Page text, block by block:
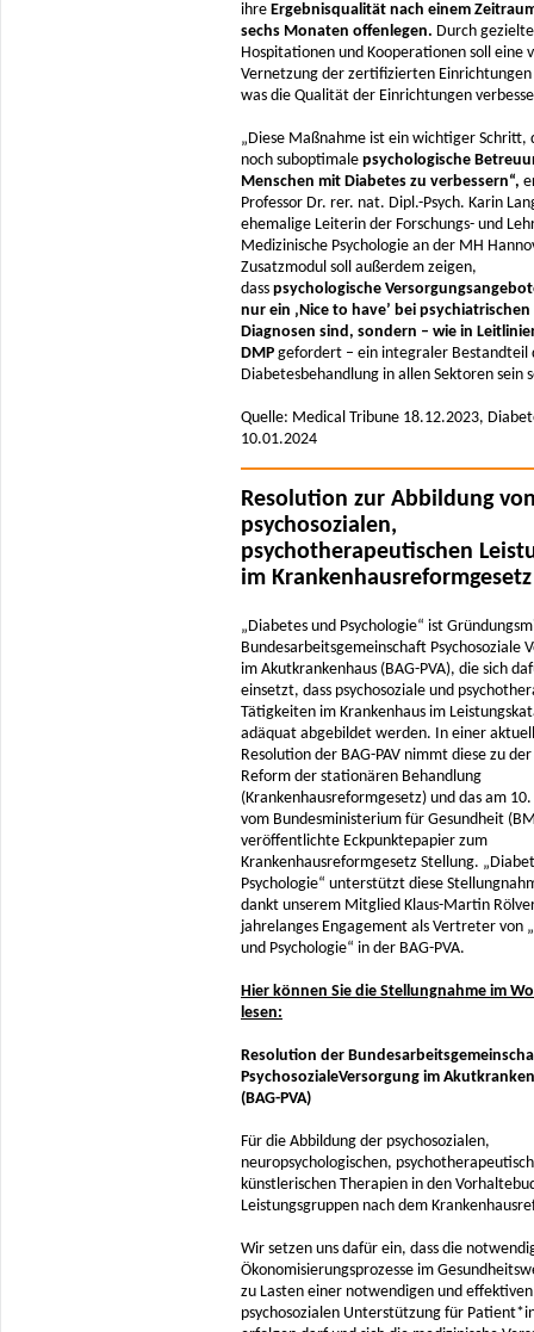
ihre Ergebnisqualität nach einem
sechs Monaten offenlegen. Durch gezielte
Hospitationen und Kooperationen soll eine
Vernetzung der zertifizierten
was die Qualität der Einrichtungen
„Diese Maßnahme ist ein wichtiger Schritt,
noch suboptimale psychologische
Menschen mit Diabetes zu verbessern“,
Professor Dr. rer. nat. Dipl.-Psych. Karin
ehemalige Leiterin der Forschungs- und
Medizinische Psychologie an der MH
Zusatzmodul soll außerdem zeigen,
dass psychologische
nur ein ‚Nice to have’ bei psychiatrischen
Diagnosen sind, sondern – wie in
DMP gefordert – ein integraler Bestandteil
Diabetesbehandlung in allen Sektoren sein
Quelle: Medical Tribune 18.12.2023,
10.01.2024
Resolution zur Abbildung
psychosozialen,
psychotherapeutischen
im Krankenhausreformgesetz
„Diabetes und Psychologie“ ist
Bundesarbeitsgemeinschaft Psychosoziale
im Akutkrankenhaus (BAG-PVA), die sich
einsetzt, dass psychosoziale und
Tätigkeiten im Krankenhaus im
adäquat abgebildet werden. In einer
Resolution der BAG-PAV nimmt diese zu
Reform der stationären Behandlung
(Krankenhausreformgesetz) und das am 10.
vom Bundesministerium für Gesundheit
veröffentlichte Eckpunktepapier zum
Krankenhausreformgesetz Stellung.
Psychologie“ unterstützt diese
dankt unserem Mitglied Klaus-Martin
jahrelanges Engagement als Vertreter von
und Psychologie“ in der BAG-PVA.
Hier können Sie die Stellungnahme im
lesen:
Resolution der
PsychosozialeVersorgung im
(BAG-PVA)
Für die Abbildung der psychosozialen,
neuropsychologischen,
künstlerischen Therapien in den
Leistungsgruppen nach dem
Wir setzen uns dafür ein, dass die
Ökonomisierungsprozesse im
zu Lasten einer notwendigen und effektiven
psychosozialen Unterstützung für